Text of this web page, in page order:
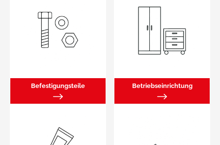
Befestigungsteile Betriebseinrichtung